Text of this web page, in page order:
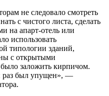
не следовало смотреть
с чистого листа, сделать
на апарт-отель или
использовать
типологии зданий,
с открытыми
заложить кирпичом.
раз был упущен», —